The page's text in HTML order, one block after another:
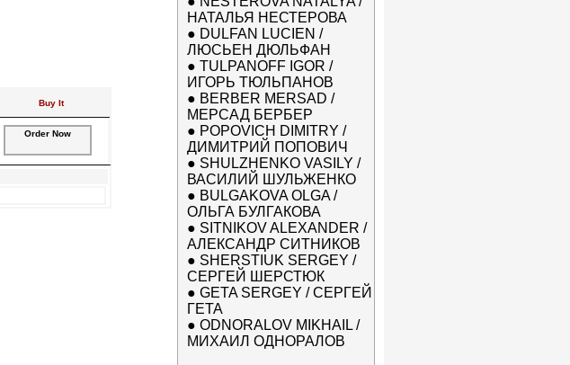
Buy It
Order Now
НАТАЛЬЯ НЕСТЕРОВА
● DULFAN LUCIEN /
ЛЮСЬЕН ДЮЛЬФАН
● TULPANOFF IGOR /
ИГОРЬ ТЮЛЬПАНОВ
● BERBER MERSAD /
МЕРСАД БЕРБЕР
● POPOVICH DIMITRY /
ДИМИТРИЙ ПОПОВИЧ
● SHULZHENKO VASILY /
ВАСИЛИЙ ШУЛЬЖЕНКО
● BULGAKOVA OLGA /
ОЛЬГА БУЛГАКОВА
● SITNIKOV ALEXANDER /
АЛЕКСАНДР СИТНИКОВ
● SHERSTIUK SERGEY /
СЕРГЕЙ ШЕРСТЮК
● GETA SERGEY / СЕРГЕЙ
ГЕТА
● ODNORALOV MIKHAIL /
МИХАИЛ ОДНОРАЛОВ